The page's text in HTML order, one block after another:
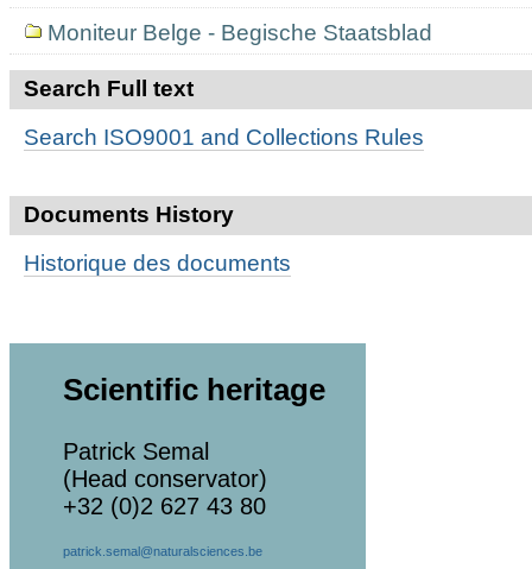
Moniteur Belge - Begische Staatsblad
Search Full text
Search ISO9001 and Collections Rules
Documents History
Historique des documents
Scientific heritage
Patrick Semal
(Head conservator)
+32 (0)2 627 43 80
patrick.semal@naturalsciences.be